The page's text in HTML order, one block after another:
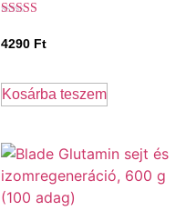
5.00
/ 5
4290 Ft
Kosárba teszem